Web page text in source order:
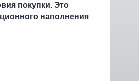
покупки. Это
наполнения